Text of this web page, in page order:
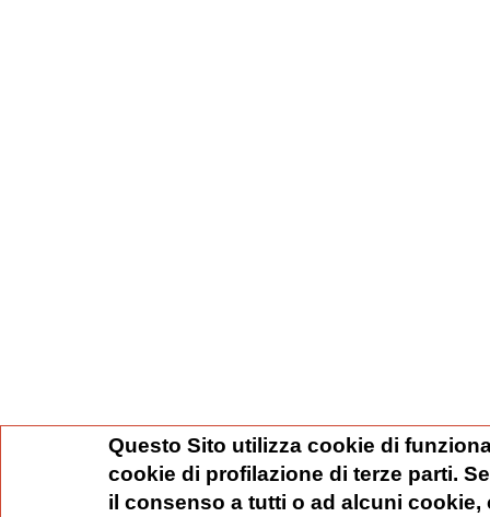
Questo Sito utilizza cookie di
cookie di profilazione di terze parti.
il consenso a tutti o ad alcuni